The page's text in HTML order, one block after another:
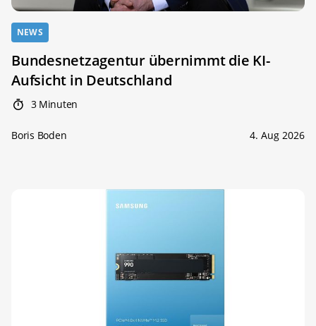
NEWS
Bundesnetzagentur übernimmt die KI-
Aufsicht in Deutschland
3 Minuten
Boris Boden 4. Aug 2026